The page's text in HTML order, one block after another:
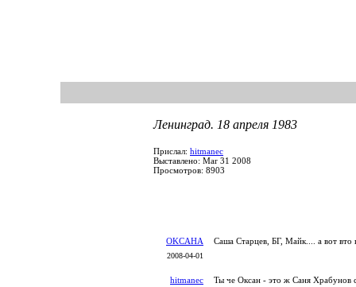
Ленинград. 18 апреля 1983
Прислал: hitmanec
Выставлено: Mar 31 2008
Просмотров: 8903
OKCAHA
2008-04-01
Саша Старцев, БГ, Майк.... а вот вто
hitmanec Ты че Оксан - это ж Саня Храбунов